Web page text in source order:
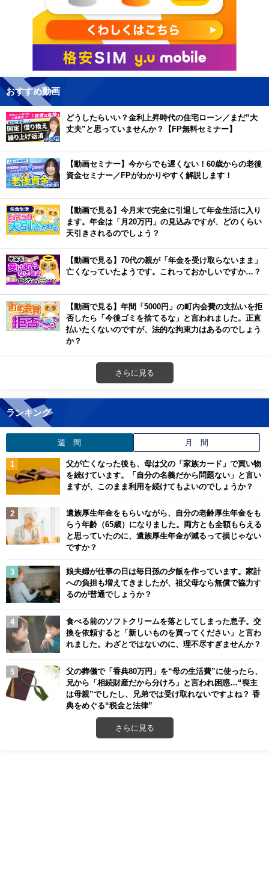
おすすめ動画
どうしたらいい？金利上昇時代の住宅ローン／まだ”大
丈夫”と思っていませんか？【FP無料セミナー】
【動画セミナー】今からでも遅くない！60歳からの老後
資金セミナー／FPがわかりやすく解説します！
【動画で見る】今月末で完全に引退して年金生活に入り
ます。年金は「月20万円」の見込みですが、どのくらい
天引きされるのでしょう？
【動画で見る】70代の親が「年金を受け取らないまま」
亡くなっていたようです。これっておかしいですか…？
【動画で見る】年間「5000円」の町内会費の支払いを拒
否したら「今後ゴミを捨てるな」と言われました。正直
払いたくないのですが、法的な拘束力はあるのでしょう
か？
さらに見る
ランキング
週 間 月 間
父が亡くなった後も、母は父の「家族カード」で買い物
を続けています。「自分の名義だから問題ない」と言い
ますが、このまま利用を続けてもよいのでしょうか？
遺族厚生年金をもらいながら、自分の老齢厚生年金をも
らう年齢（65歳）になりました。両方とも全額もらえる
と思っていたのに、遺族厚生年金が減るって損じゃない
ですか？
娘夫婦が仕事の日は毎日孫の夕飯を作っています。家計
への負担も増えてきましたが、祖父母なら無償で協力す
るのが普通でしょうか？
食べる前のソフトクリームを落としてしまった息子。交
換を依頼すると「新しいものを買ってください」と言わ
れました。わざとではないのに、理不尽すぎませんか？
父の葬儀で「香典80万円」を“母の生活費”に使ったら、
兄から「相続財産だから分けろ」と言われ困惑…“喪主
は母親”でしたし、兄弟では受け取れないですよね？ 香
典をめぐる“税金と法律”
さらに見る